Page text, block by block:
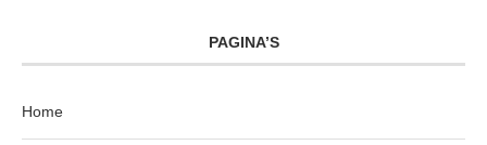
PAGINA’S
Home